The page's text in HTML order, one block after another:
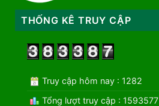
THỐNG KÊ TRUY CẬP
Truy cập hôm nay : 1282
Tổng lượt truy cập : 1593577